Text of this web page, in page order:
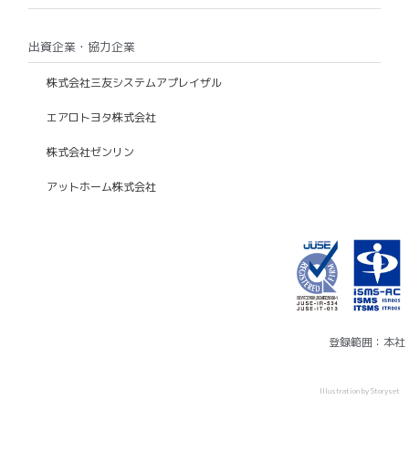
出資企業・協力企業
株式会社三友システムアプレイザル
エアロトヨタ株式会社
株式会社ゼンリン
アットホーム株式会社
登録範囲：本社
Illustration by Storyset